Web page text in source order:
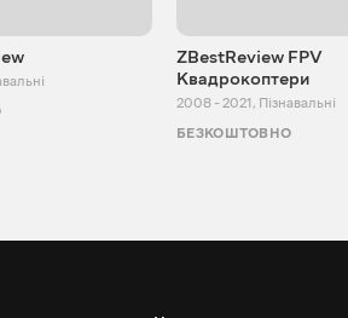
ZBestReview FPV
Квадрокоптери
2008 - 2021, Пізнавальні
БЕЗКОШТОВНО